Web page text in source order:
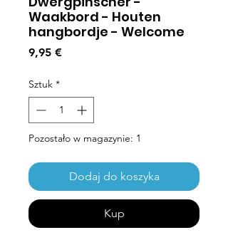
Waakbord - Houten
hangbordje - Welcome
9,95 €Cena
Sztuk *
Pozostało w magazynie: 1
Dodaj do koszyka
Kup